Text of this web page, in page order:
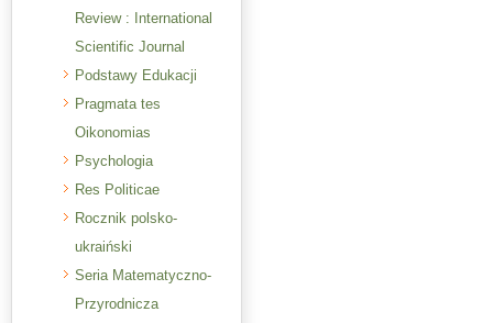
Review : International
Scientific Journal
Podstawy Edukacji
Pragmata tes
Oikonomias
Psychologia
Res Politicae
Rocznik polsko-
ukraiński
Seria Matematyczno-
Przyrodnicza